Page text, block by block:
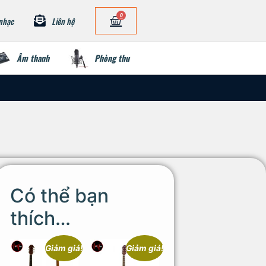
Liên hệ 0
Âm thanh Phòng thu
Có thể bạn
thích…
Giảm giá! Giảm giá!